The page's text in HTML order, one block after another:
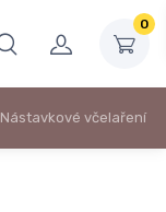
0
Nástavkové včelaření